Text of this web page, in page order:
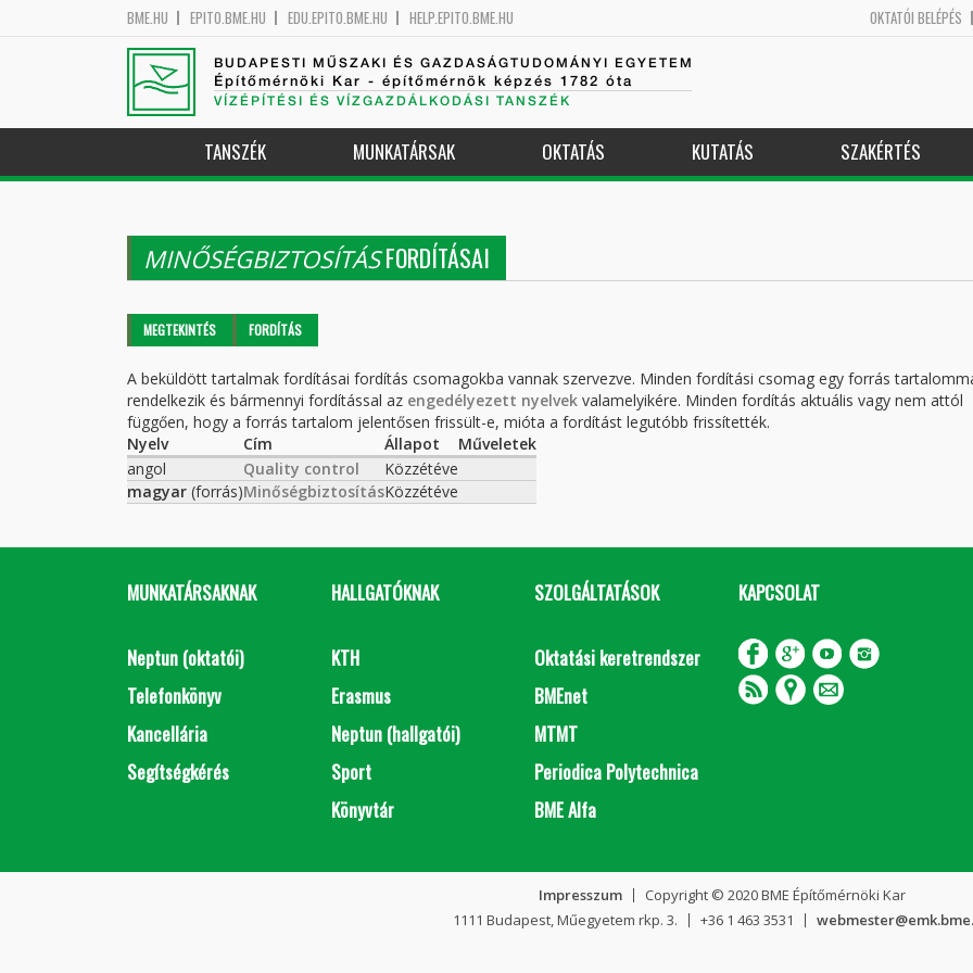
BME.HU EPITO.BME.HU EDU.EPITO.BME.HU HELP.EPITO.BME.HU OKTATÓI BELÉPÉS
BUDAPESTI MŰSZAKI ÉS GAZDASÁGTUDOMÁNYI EGYETEM
Építőmérnöki Kar - építőmérnök képzés 1782 óta
VÍZÉPÍTÉSI ÉS VÍZGAZDÁLKODÁSI TANSZÉK
TANSZÉK MUNKATÁRSAK OKTATÁS KUTATÁS SZAKÉRTÉS
MINŐSÉGBIZTOSÍTÁSFORDÍTÁSAI
Elsődleges fülek
MEGTEKINTÉS FORDÍTÁS
A beküldött tartalmak fordításai fordítás csomagokba vannak szervezve. Minden fordítási csomag egy forrás
rendelkezik és bármennyi fordítással az engedélyezett nyelvek valamelyikére. Minden fordítás aktuális vagy nem attól
függően, hogy a forrás tartalom jelentősen frissült-e, mióta a fordítást legutóbb frissítették.
Nyelv
Cím Állapot
Műveletek
angol
Quality control
Közzétéve
magyar (forrás)MinőségbiztosításKözzétéve
MUNKATÁRSAKNAK
Neptun (oktatói)
Telefonkönyv
Kancellária
Segítségkérés
HALLGATÓKNAK
KTH
Erasmus
Neptun (hallgatói)
Sport
Könyvtár
SZOLGÁLTATÁSOK
Oktatási keretrendszer
BMEnet
MTMT
Periodica Polytechnica
BME Alfa
KAPCSOLAT
Impresszum
Copyright © 2020 BME Építőmérnöki Kar
1111 Budapest, Műegyetem rkp. 3.
+36 1 463 3531